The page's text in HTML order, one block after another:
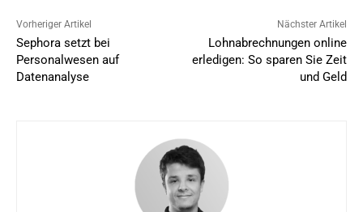
Vorheriger Artikel
Sephora setzt bei
Personalwesen auf
Datenanalyse
Nächster Artikel
Lohnabrechnungen online
erledigen: So sparen Sie Zeit
und Geld